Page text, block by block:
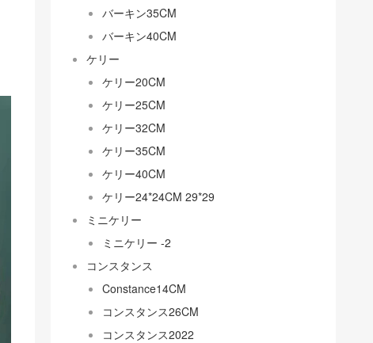
バーキン35CM
バーキン40CM
ケリー
ケリー20CM
ケリー25CM
ケリー32CM
ケリー35CM
ケリー40CM
ケリー24*24CM 29*29
ミニケリー
ミニケリー -2
コンスタンス
Constance14CM
コンスタンス26CM
コンスタンス2022